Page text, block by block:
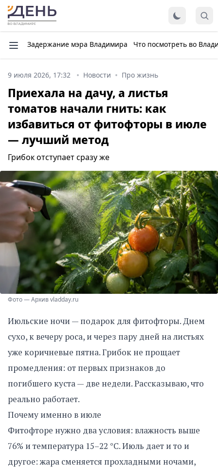
Задержание мэра Владимира Что посмотреть во
9 июля 2026, 17:32 Новости Про жизнь
Приехала на дачу, а листья
томатов начали гнить: как
избавиться от фитофторы в июле
— лучший метод
Грибок отступает сразу же
Фото — Архив vladday.ru
Июльские ночи — подарок для фитофторы. Днем
сухо, к вечеру роса, и через пару дней на листьях
уже коричневые пятна. Грибок не прощает
промедления: от первых признаков до
погибшего куста — две недели. Рассказываю, что
реально работает.
Почему именно в июле
Фитофторе нужно два условия: влажность выше
76% и температура 15–22 °C. Июль дает и то и
другое: жара сменяется прохладными ночами,